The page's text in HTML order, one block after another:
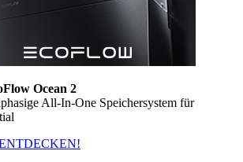
Ocean 2
All-In-One Speichersystem für